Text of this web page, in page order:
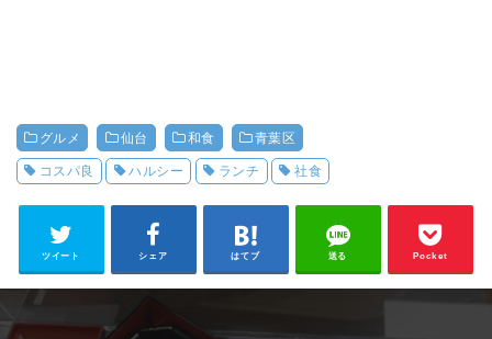
グルメ 仙台 和食 青葉区
コスパ良 ハルシー ランチ 社食
ツイート シェア はてブ 送る Pocket